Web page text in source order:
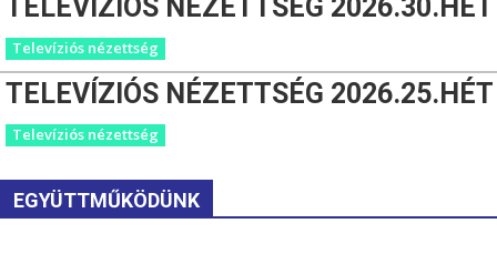
TELEVÍZIÓS NÉZETTSÉG 2026.30.HÉT
Televíziós nézettség
TELEVÍZIÓS NÉZETTSÉG 2026.25.HÉT
Televíziós nézettség
EGYÜTTMŰKÖDÜNK